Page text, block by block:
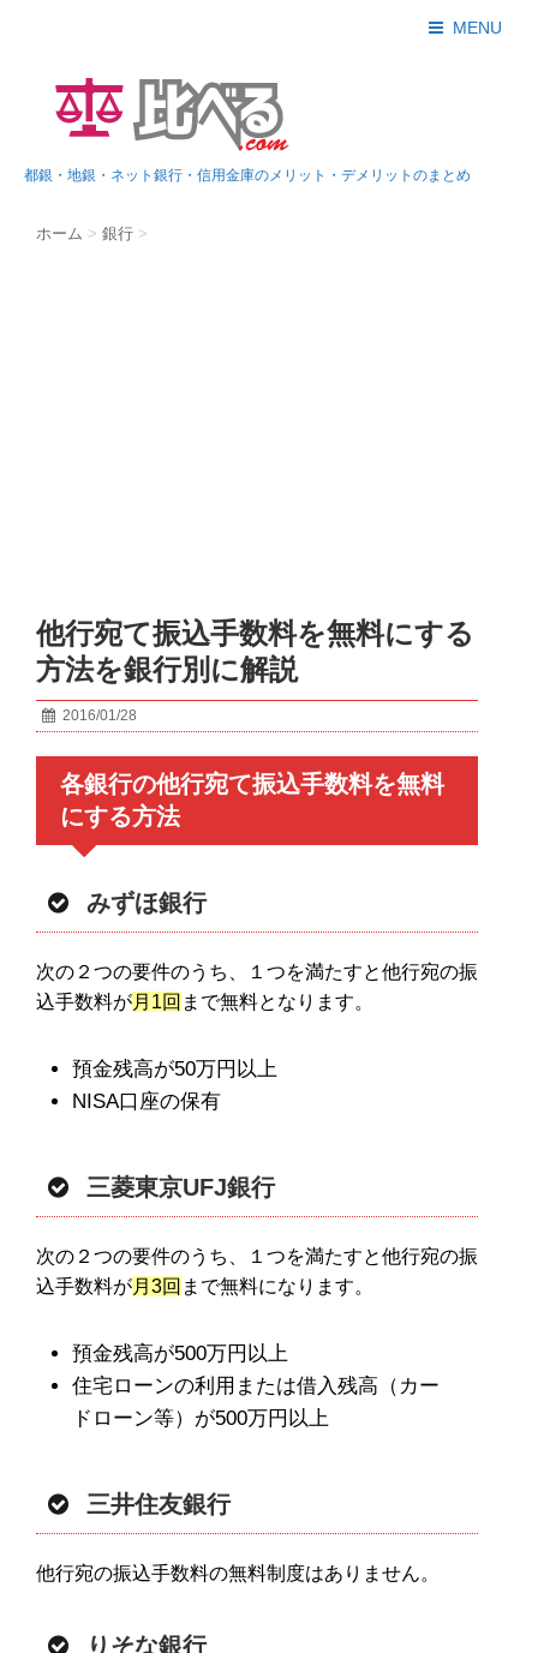
MENU
都銀・地銀・ネット銀行・信用金庫のメリット・デメリットのまとめ
ホーム > 銀行 >
他行宛て振込手数料を無料にする
方法を銀行別に解説
2016/01/28
各銀行の他行宛て振込手数料を無料
にする方法
みずほ銀行
次の２つの要件のうち、１つを満たすと他行宛の振
込手数料が月1回 まで無料となります。
預金残高が50万円以上
NISA口座の保有
三菱東京UFJ銀行
次の２つの要件のうち、１つを満たすと他行宛の振
込手数料が月3回 まで無料になります。
預金残高が500万円以上
住宅ローンの利用または借入残高（カー
ドローン等）が500万円以上
三井住友銀行
他行宛の振込手数料の無料制度はありません。
りそな銀行